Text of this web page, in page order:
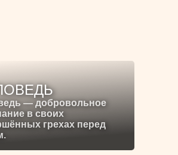
— добровольное
в своих
грехах перед